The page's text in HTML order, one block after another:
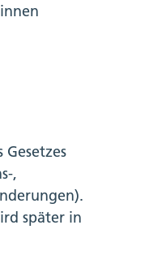
,
später in